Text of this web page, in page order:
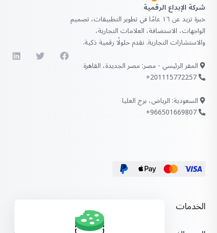
شركة الإبداع الرقمية
خبرة تزيد عن ١٦ عامًا في تطوير التطبيقات، تصميم
الواجهات، الاستضافة، العلامات التجارية،
والاستشارات التجارية. نقدم حلولًا رقمية ذكية.
المقر الرئيسي - مصر: مصر الجديدة، القاهرة
السعودية: الرياض، برج العليا
الخدمات